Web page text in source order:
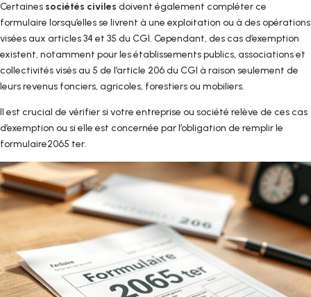
Certaines sociétés civiles doivent également compléter ce
formulaire lorsqu’elles se livrent à une exploitation ou à des opérations
visées aux articles 34 et 35 du CGI. Cependant, des cas d’exemption
existent, notamment pour les établissements publics, associations et
collectivités visés au 5 de l’article 206 du CGI à raison seulement de
leurs revenus fonciers, agricoles, forestiers ou mobiliers.
Il est crucial de vérifier si votre entreprise ou société relève de ces cas
d’exemption ou si elle est concernée par l’obligation de remplir le
formulaire2065 ter.